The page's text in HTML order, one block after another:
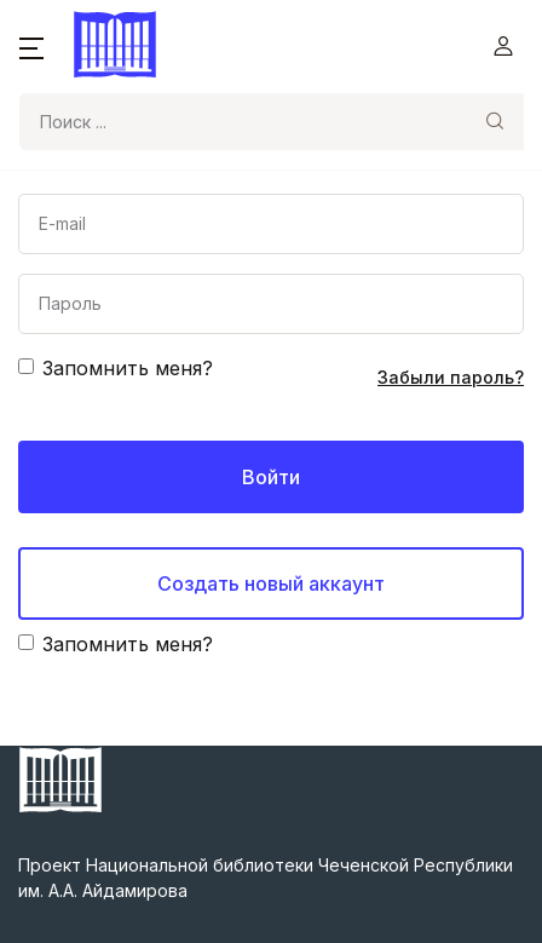
Запомнить меня? Забыли пароль?
Войти
Создать новый аккаунт
Запомнить меня?
Проект Национальной библиотеки Чеченской Республики
им. А.А. Айдамирова